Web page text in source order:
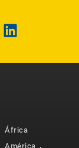
África
América